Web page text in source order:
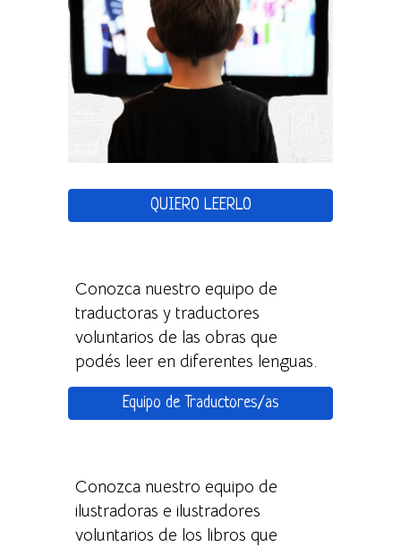
QUIERO LEERLO
Conozca nuestro equipo de
traductoras y traductores
voluntarios de las obras que
podés leer en diferentes lenguas.
Equipo de Traductores/as
Conozca nuestro equipo de
ilustradoras e ilustradores
voluntarios de los librosque